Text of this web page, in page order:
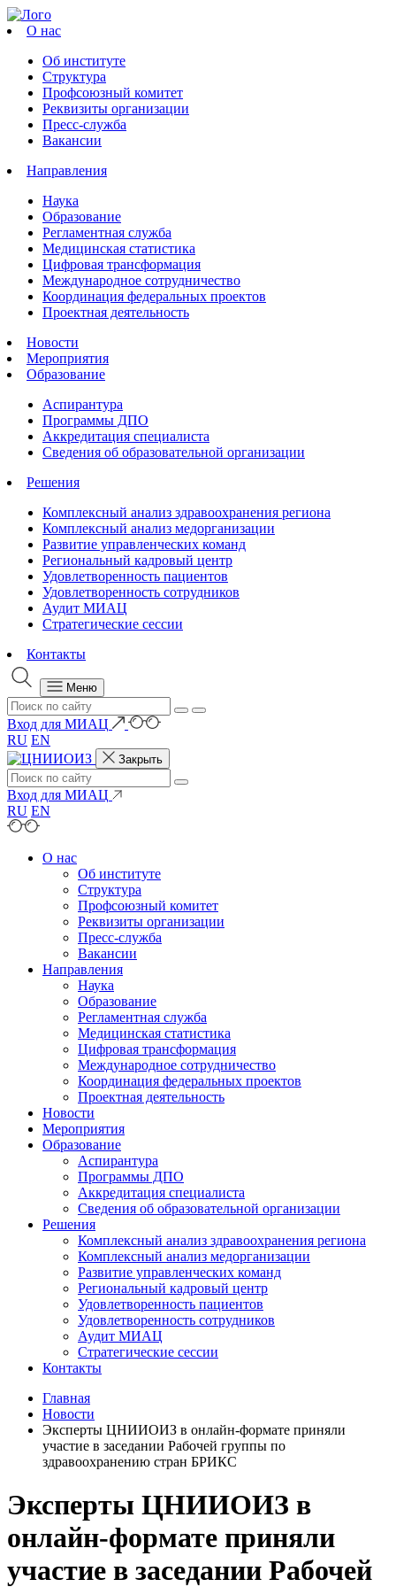
О нас
Об институте
Структура
Профсоюзный комитет
Реквизиты организации
Пресс-служба
Вакансии
Направления
Наука
Образование
Регламентная служба
Медицинская статистика
Цифровая трансформация
Международное сотрудничество
Координация федеральных проектов
Проектная деятельность
Новости
Мероприятия
Образование
Аспирантура
Программы ДПО
Аккредитация специалиста
Сведения об образовательной организации
Решения
Комплексный анализ здравоохранения региона
Комплексный анализ медорганизации
Развитие управленческих команд
Региональный кадровый центр
Удовлетворенность пациентов
Удовлетворенность сотрудников
Аудит МИАЦ
Стратегические сессии
Контакты
Меню
Вход для МИАЦ
RU EN
Закрыть
Вход для МИАЦ
RU EN
О нас
Об институте
Структура
Профсоюзный комитет
Реквизиты организации
Пресс-служба
Вакансии
Направления
Наука
Образование
Регламентная служба
Медицинская статистика
Цифровая трансформация
Международное сотрудничество
Координация федеральных проектов
Проектная деятельность
Новости
Мероприятия
Образование
Аспирантура
Программы ДПО
Аккредитация специалиста
Сведения об образовательной организации
Решения
Комплексный анализ здравоохранения региона
Комплексный анализ медорганизации
Развитие управленческих команд
Региональный кадровый центр
Удовлетворенность пациентов
Удовлетворенность сотрудников
Аудит МИАЦ
Стратегические сессии
Контакты
Главная
Новости
Эксперты ЦНИИОИЗ в онлайн-формате приняли
участие в заседании Рабочей группы по
здравоохранению стран БРИКС
Эксперты ЦНИИОИЗ в
онлайн-формате приняли
участие в заседании Рабочей